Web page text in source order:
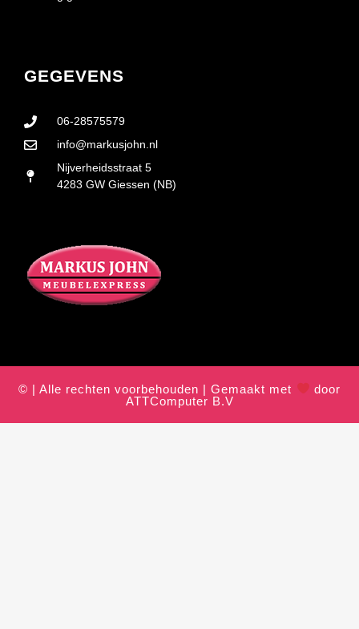
GEGEVENS
06-28575579
info@markusjohn.nl
Nijverheidsstraat 5
4283 GW Giessen (NB)
© | Alle rechten voorbehouden | Gemaakt met
door
ATTComputer B.V